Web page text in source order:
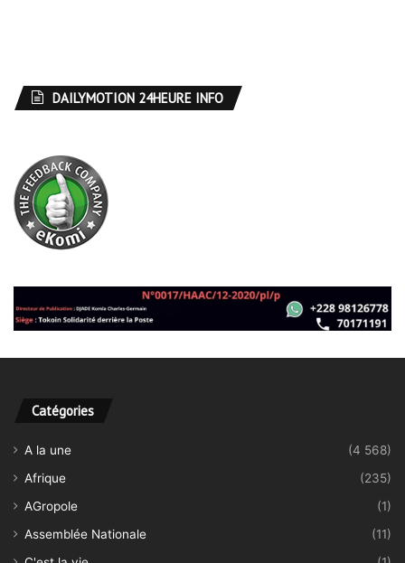
DAILYMOTION 24HEURE INFO
Catégories
A la une
(4 568)
Afrique
(235)
AGropole
(1)
Assemblée Nationale
(11)